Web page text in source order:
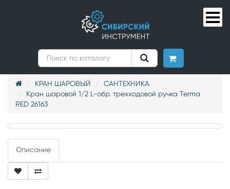
КРАН ШАРОВЫЙ
САНТЕХНИКА
Кран шаровой 1/2 L-обр. трехходовой ручка Terma
RED 26163
Описание